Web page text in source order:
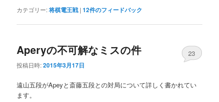
カテゴリー:将棋電王戦 |12件のフィードバック
Aperyの不可解なミスの件
投稿日時:2015年3月17日
23
遠山五段がApeyと斎藤五段との対局について詳しく書かれてい
ます。